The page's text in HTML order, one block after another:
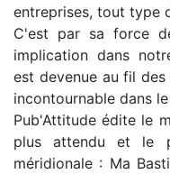
entreprises, tout type
C'est par sa force
implication dans
est devenue au fil des
incontournable dans
Pub'Attitude édite le
plus attendu et le
méridionale : Ma